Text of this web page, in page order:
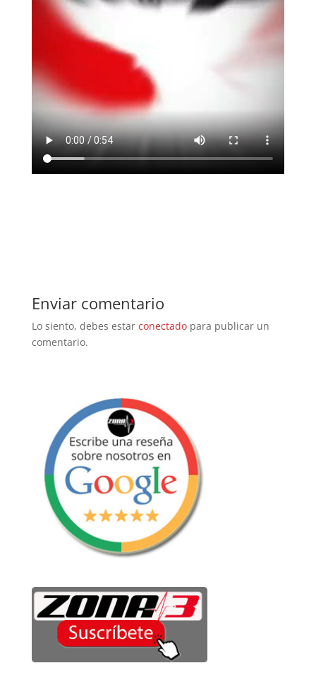
Enviar comentario
Lo siento, debes estar conectadopara publicar un
comentario.